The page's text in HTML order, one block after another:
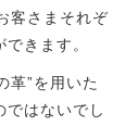
客さまそれぞ
きます。
革”を用いた
ではないでし